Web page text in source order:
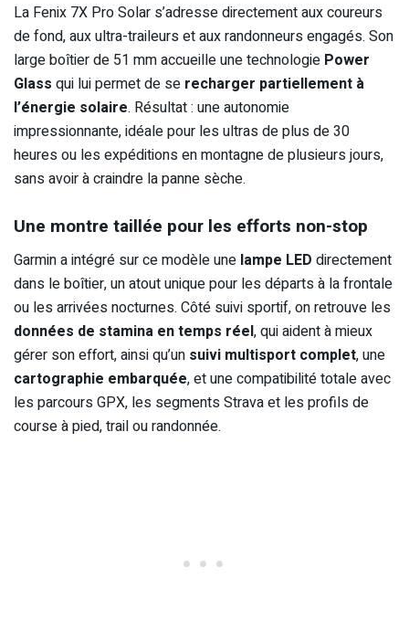
La Fenix 7X Pro Solar s’adresse directement aux coureurs
de fond, aux ultra-traileurs et aux randonneurs engagés. Son
large boîtier de 51 mm accueille une technologie Power
Glass qui lui permet de se recharger partiellement à
l’énergie solaire. Résultat : une autonomie
impressionnante, idéale pour les ultras de plus de 30
heures ou les expéditions en montagne de plusieurs jours,
sans avoir à craindre la panne sèche.
Une montre taillée pour les efforts non-stop
Garmin a intégré sur ce modèle une lampe LED directement
dans le boîtier, un atout unique pour les départs à la frontale
ou les arrivées nocturnes. Côté suivi sportif, on retrouve les
données de stamina en temps réel, qui aident à mieux
gérer son effort, ainsi qu’un suivi multisport complet, une
cartographie embarquée, et une compatibilité totale avec
les parcours GPX, les segments Strava et les profils de
course à pied, trail ou randonnée.